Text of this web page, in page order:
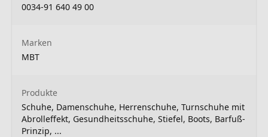
0034-91 640 49 00
Marken
MBT
Produkte
Schuhe, Damenschuhe, Herrenschuhe, Turnschuhe mit
Abrolleffekt, Gesundheitsschuhe, Stiefel, Boots, Barfuß-
Prinzip, ...